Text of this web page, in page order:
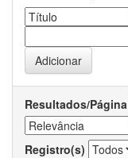
Resultados/Página
Registro(s)